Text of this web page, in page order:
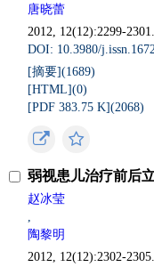
唐晓蕾
2012, 12(12):2299-2301.
DOI: 10.3980/
[摘要](1689)
[HTML](0)
[PDF 383.75 K](2068)
弱视患儿治疗前后
赵冰莹
,
陶黎明
2012, 12(12):2302-2305.